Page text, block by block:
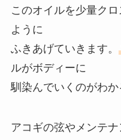
このオイルを少量ク
ように
ふきあげていきます。
ルがボディーに
馴染んでいくのがわか
アコギの弦やメンテ